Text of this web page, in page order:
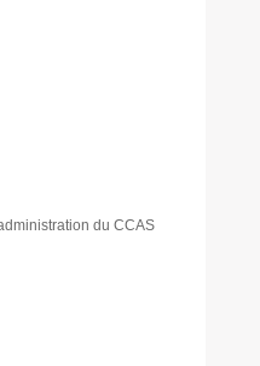
du CCAS